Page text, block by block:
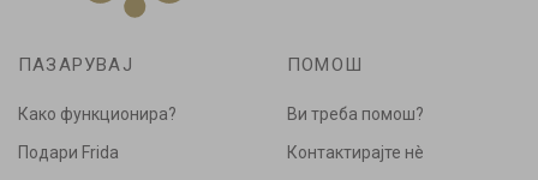
ПАЗАРУВАЈ
Како функционира?
Подари Frida
ПОМОШ
Ви треба помош?
Контактирајте нè